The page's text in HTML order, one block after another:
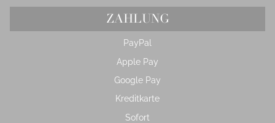
ZAHLUNG
PayPal
Apple Pay
Google Pay
Kreditkarte
Sofort